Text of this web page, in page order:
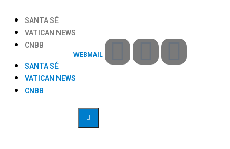
SANTA SÉ
VATICAN NEWS
CNBB
SANTA SÉ
VATICAN NEWS
CNBB
WEBMAIL